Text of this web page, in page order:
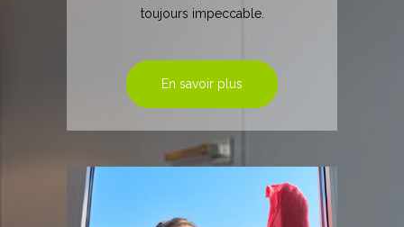
toujours impeccable.
En savoir plus